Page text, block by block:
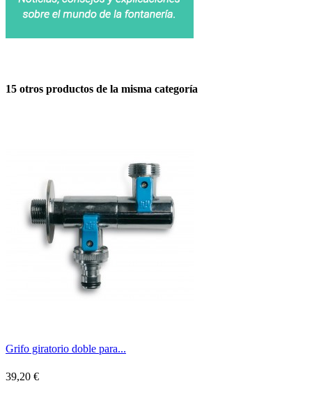
15 otros productos de la misma categoría
Grifo giratorio doble para...
39,20 €